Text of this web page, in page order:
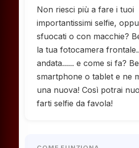
Non riesci più a fare i tuoi
importantissimi selfie,
sfuocati o con macchie?
la tua fotocamera
andata...... e come si fa?
smartphone o tablet e ne
una nuova! Così potrai
farti selfie da favola!